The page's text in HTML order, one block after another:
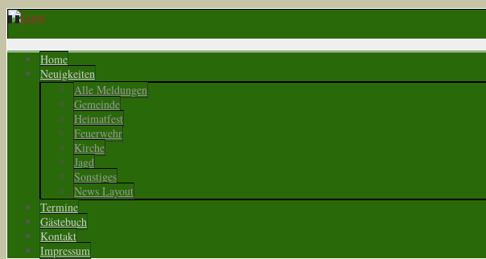
Home
Neuigkeiten
Alle Meldungen
Gemeinde
Heimatfest
Feuerwehr
Kirche
Jagd
Sonstiges
News Layout
Termine
Gästebuch
Kontakt
Impressum